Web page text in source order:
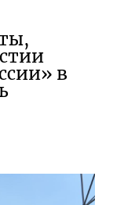
в